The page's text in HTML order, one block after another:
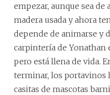
empezar, aunque sea de
madera usada y ahora
depende de animarse y
carpintería de Yonathan
pero está llena de vida.
terminar, los portavinos
casitas de mascotas